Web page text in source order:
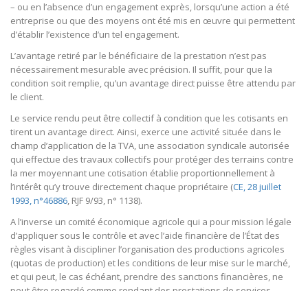
– ou en l’absence d’un engagement exprès, lorsqu’une action a été
entreprise ou que des moyens ont été mis en œuvre qui permettent
d’établir l’existence d’un tel engagement.
L’avantage retiré par le bénéficiaire de la prestation n’est pas
nécessairement mesurable avec précision. Il suffit, pour que la
condition soit remplie, qu’un avantage direct puisse être attendu par
le client.
Le service rendu peut être collectif à condition que les cotisants en
tirent un avantage direct. Ainsi, exerce une activité située dans le
champ d’application de la TVA, une association syndicale autorisée
qui effectue des travaux collectifs pour protéger des terrains contre
la mer moyennant une cotisation établie proportionnellement à
l’intérêt qu’y trouve directement chaque propriétaire (CE, 28 juillet
1993, n°46886, RJF 9/93, n° 1138).
A l’inverse un comité économique agricole qui a pour mission légale
d’appliquer sous le contrôle et avec l’aide financière de l’État des
règles visant à discipliner l’organisation des productions agricoles
(quotas de production) et les conditions de leur mise sur le marché,
et qui peut, le cas échéant, prendre des sanctions financières, ne